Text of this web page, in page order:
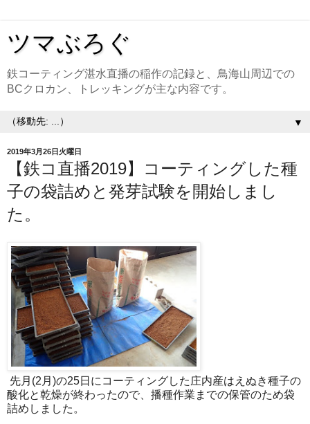
ツマぶろぐ
鉄コーティング湛水直播の稲作の記録と、鳥海山周辺での
BCクロカン、トレッキングが主な内容です。
▼
2019年3月26日火曜日
【鉄コ直播2019】コーティングした種
子の袋詰めと発芽試験を開始しまし
た。
先月(2月)の25日にコーティングした庄内産はえぬき種子の
酸化と乾燥が終わったので、播種作業までの保管のため袋
詰めしました。